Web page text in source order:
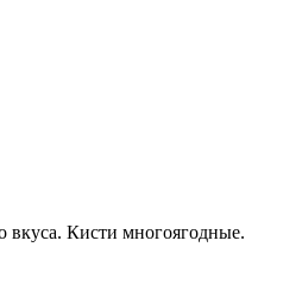
Кисти многоягодные.